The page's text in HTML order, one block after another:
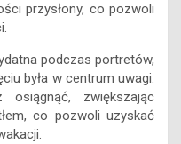
przysłony, co pozwoli
podczas portretów,
była w centrum uwagi.
zwiększając
co pozwoli uzyskać